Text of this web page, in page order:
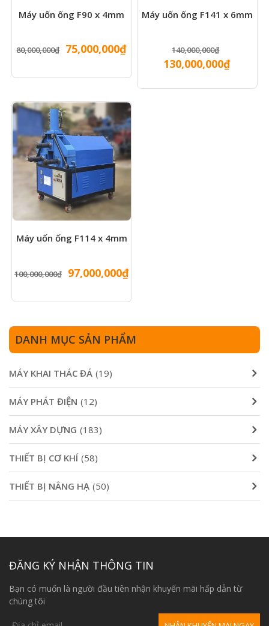
Máy uốn ống F90 x 4mm
80,000,000₫ Giá
là:
75,000,000₫Giá
tại
là:
75,000,000₫.
Máy uốn ống F141 x 6mm
140,000,000₫
gốc
130,000,000₫Giá
tại
Máy uốn ống F114 x 4mm
100,000,000₫
Giá
là:
97,000,000₫Giá
tại
97,000,000₫.
DANH MỤC SẢN PHẨM
MÁY KHAI THÁC ĐÁ (19)
MÁY PHÁT ĐIỆN (12)
MÁY XÂY DỰNG (183)
THIẾT BỊ CƠ KHÍ (58)
THIẾT BỊ NÂNG HẠ (50)
ĐĂNG KÝ NHẬN THÔNG TIN
Bạn có muốn là người đầu tiên nhận khuyến mãi hấp dẫn từ
chúng tôi